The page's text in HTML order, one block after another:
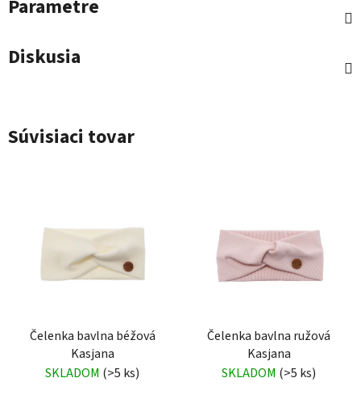
Parametre
Diskusia
Súvisiaci tovar
Čelenka bavlna béžová
Kasjana
SKLADOM (>5 ks)
Čelenka bavlna ružová
Kasjana
SKLADOM (>5 ks)